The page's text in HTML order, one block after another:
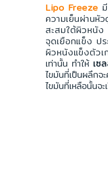
Lipo Freeze
ความเย็นผ่านหั
สะสมใต้ผิวหนัง
จุดเยือกแข็ง ป
ผิวหนังแข็งตัวเ
เท่านั้น ทำให้ เซ
ไขมันที่เป็นผลึกจ
ไขมันที่เหลือนั้นจ